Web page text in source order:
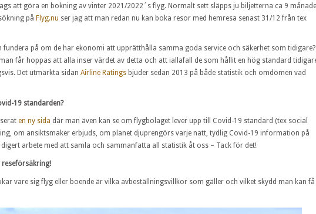
att göra en bokning av vinter 2021/2022´s flyg. Normalt sett släpps ju biljetterna ca 9
på Flyg.nu ser jag att man redan nu kan boka resor med hemresa senast 31/12 från tex
fundera på om de har ekonomi att upprätthålla samma goda service och säkerhet som tidigare?
får hoppas att alla inser värdet av detta och att iallafall de som hållit en hög standard
Det utmärkta sidan Airline Ratings bjuder sedan 2013 på både statistik och omdömen vad
19 standarden?
en ny sida där man även kan se om flygbolaget lever upp till Covid-19 standard (tex social
om ansiktsmaker erbjuds, om planet djuprengörs varje natt, tydlig Covid-19 information på
digert arbete med att samla och sammanfatta all statistik åt oss – Tack för det!
reseförsäkring!
vare sig flyg eller boende är vilka avbeställningsvillkor som gäller och vilket skydd man kan få